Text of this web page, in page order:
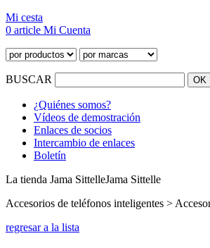
Mi cesta
0 article Mi Cuenta
BUSCAR
¿Quiénes somos?
Vídeos de demostración
Enlaces de socios
Intercambio de enlaces
Boletín
La tienda Jama SittelleJama Sittelle
Accesorios de teléfonos inteligentes >
regresar a la lista